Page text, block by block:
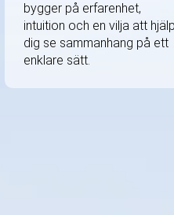
bygger på erfarenhet,
intuition och en vilja att
dig se sammanhang på ett
enklare sätt.